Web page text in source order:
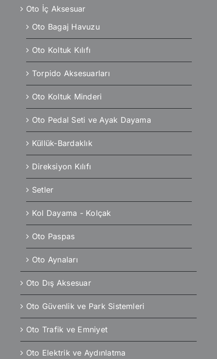
Oto İç Aksesuar
Oto Bagaj Havuzu
Oto Koltuk Kılıfı
Torpido Aksesuarları
Oto Koltuk Minderi
Oto Pedal Seti ve Ayak Dayama
Küllük-Bardaklık
Direksiyon Kılıfı
Setler
Kol Dayama - Kolçak
Oto Paspas
Oto Aynaları
Oto Dış Aksesuar
Oto Güvenlik ve Park Sistemleri
Oto Trafik ve Emniyet
Oto Elektrik ve Aydınlatma